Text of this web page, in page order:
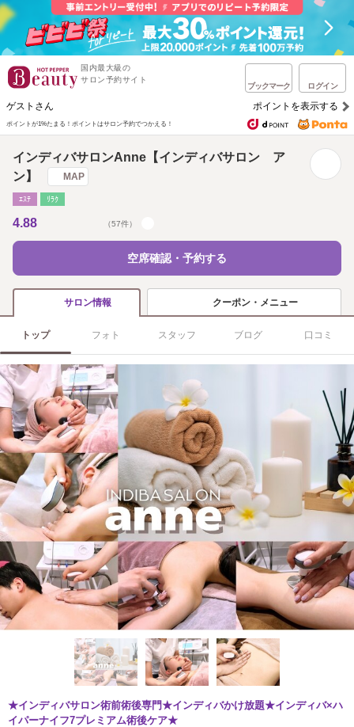
国内最大級の
サロン予約サイト
ブックマーク ログイン
ゲストさん ポイントを表示する
ポイントが1%たまる！ ポイントはサロン予約でつかえる！
インディバサロンAnne【インディバサロン ア
ン】
MAP
ｴｽﾃ ﾘﾗｸ
4.88 （57件）
空席確認・予約する
サロン情報 クーポン・メニュー
トップ フォト スタッフ ブログ 口コミ
★インディバサロン術前術後専門★インディバかけ放題★インディバ×ハ
イパーナイフ7プレミアム術後ケア★